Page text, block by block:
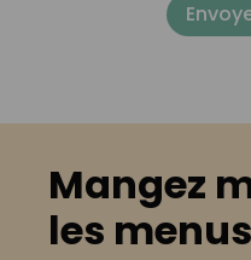
Mangez
les